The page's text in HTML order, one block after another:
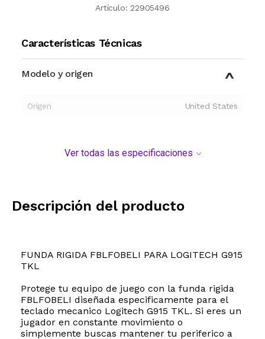
Artículo: 22905496
Características Técnicas
Modelo y origen
Origen United States
Ver todas las especificaciones
Descripción del producto
FUNDA RIGIDA FBLFOBELI PARA LOGITECH G915
TKL
Protege tu equipo de juego con la funda rigida
FBLFOBELI diseñada especificamente para el
teclado mecanico Logitech G915 TKL. Si eres un
jugador en constante movimiento o
simplemente buscas mantener tu periferico a